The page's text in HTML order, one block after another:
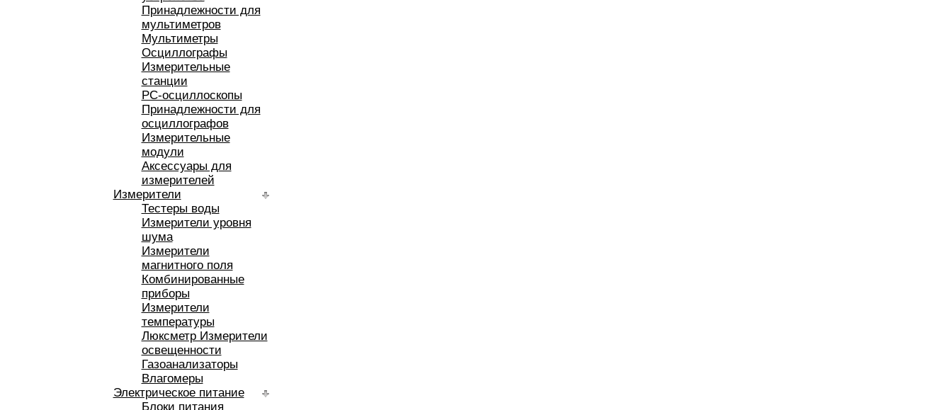
Принадлежности для
мультиметров
Мультиметры
Осциллографы
Измерительные
станции
РС-осциллоскопы
Принадлежности для
осциллографов
Измерительные
модули
Аксессуары для
измерителей
Измерители
Тестеры воды
Измерители уровня
шума
Измерители
магнитного поля
Комбинированные
приборы
Измерители
температуры
Люксметр Измерители
освещенности
Газоанализаторы
Влагомеры
Электрическое питание
Блоки питания